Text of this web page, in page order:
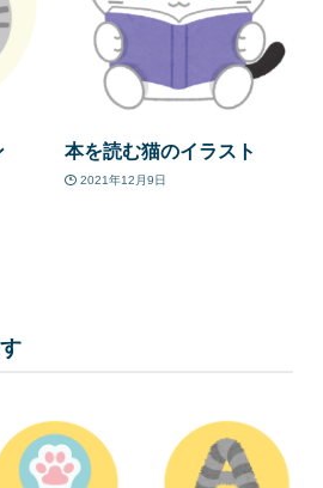
本を読む猫のイラスト
2021年12月9日